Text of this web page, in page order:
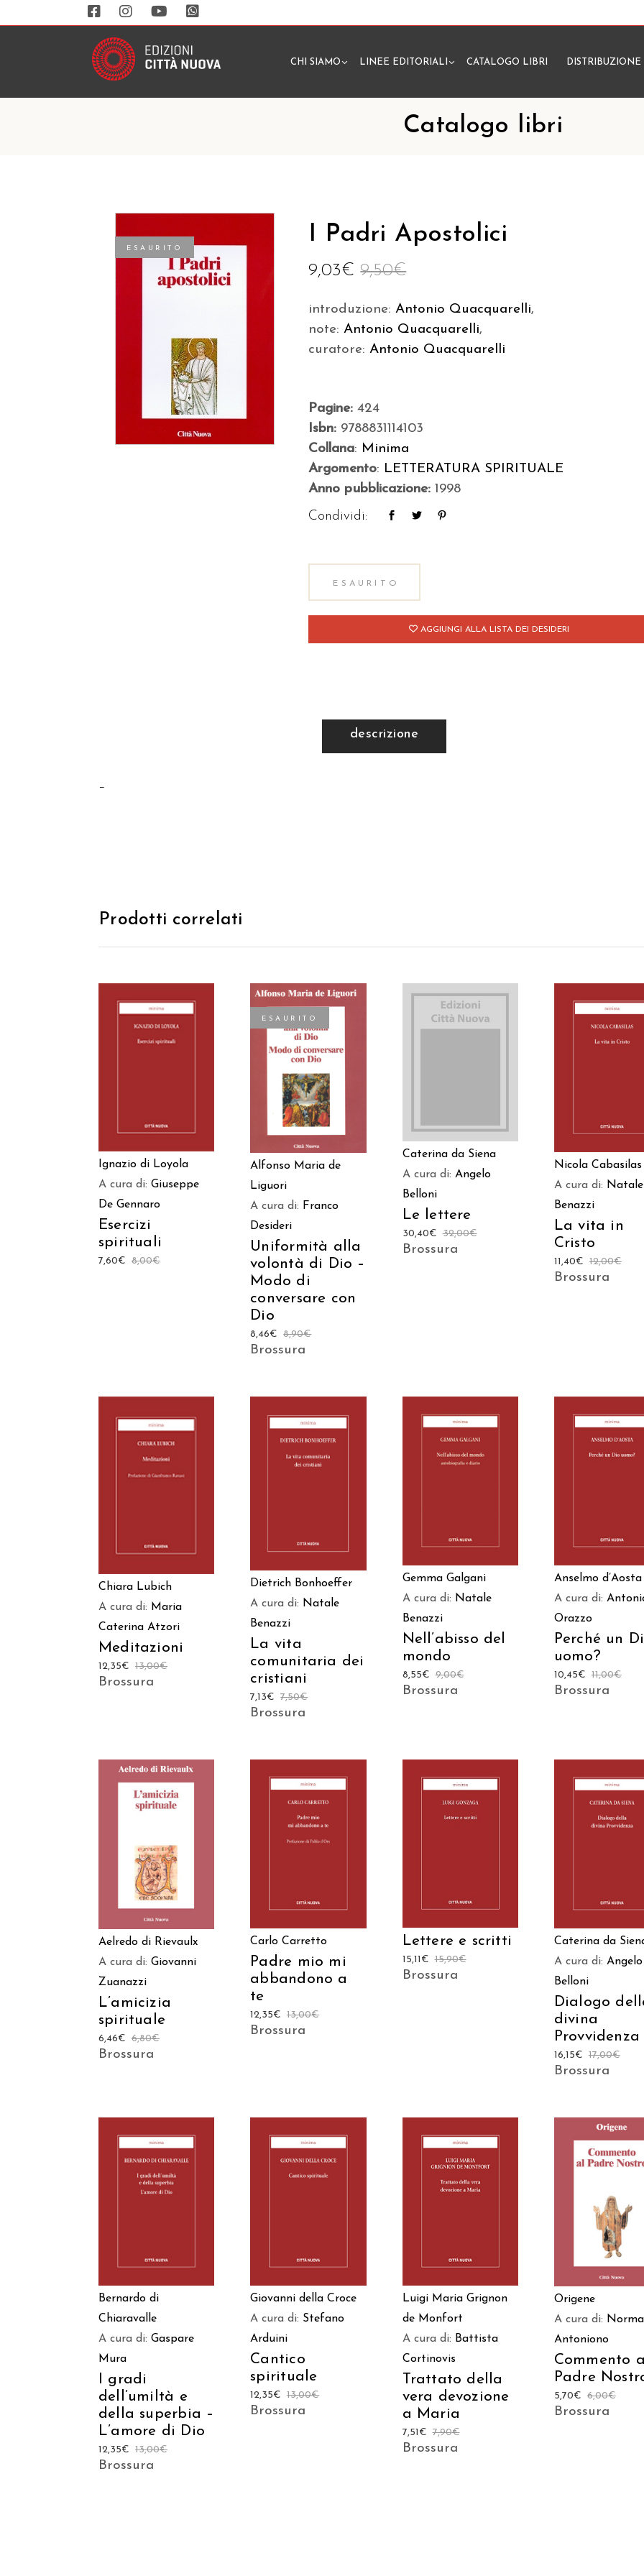
CHI SIAMO LINEE EDITORIALI CATALOGO LIBRI DISTRIBUZIONE
Catalogo libri
ESAURITO
I Padri Apostolici
9,50€
9,03€
introduzione:Antonio Quacquarelli,
note:Antonio Quacquarelli,
curatore:Antonio Quacquarelli
Pagine:424
Isbn: 9788831114103
Collana: Minima
Argomento: LETTERATURA SPIRITUALE
Anno pubblicazione:1998
Condividi:
ESAURITO
AGGIUNGI ALLA LISTA DEI DESIDERI
descrizione
–
Prodotti correlati
Ignazio di Loyola
A cura di: Giuseppe
De Gennaro
Esercizi
spirituali
8,00€
7,60€
ESAURITO
Alfonso Maria de
Liguori
A cura di: Franco
Desideri
Uniformità alla
volontà di Dio –
Modo di
conversare con
Dio
8,90€
8,46€
Brossura
Caterina da Siena
A cura di: Angelo
Belloni
Le lettere
32,00€
30,40€
Brossura
Nicola Cabasilas
A cura di: Natale
Benazzi
La vita in
Cristo
12,00€
11,40€
Brossura
AGGIUNGI AL
Chiara Lubich
A cura di: Maria
Caterina Atzori
Meditazioni
13,00€
12,35€
Brossura
Dietrich Bonhoeffer
A cura di: Natale
Benazzi
La vita
comunitaria dei
cristiani
7,50€
7,13€
Brossura
Gemma Galgani
A cura di: Natale
Benazzi
Nell’abisso del
mondo
9,00€
8,55€
Brossura
Anselmo d’Aosta
A cura di:
Orazzo
Perché un
uomo?
11,00€
10,45€
Brossura
CARRELLO
Aelredo di Rievaulx
A cura di: Giovanni
Zuanazzi
L’amicizia
spirituale
6,80€
6,46€
Brossura
Carlo Carretto
Padre mio mi
abbandono a
te
13,00€
12,35€
Brossura
Lettere e scritti
15,90€
15,11 €
Brossura
Caterina da
A cura di: Angelo
Belloni
Dialogo
divina
Provvidenza
17,00€
16,15€
Brossura
AGGIUNGI AL
Bernardo di
Chiaravalle
A cura di: Gaspare
Mura
I gradi
dell’umiltà e
della superbia –
L’amore di Dio
13,00€
12,35€
Brossura
Giovanni della Croce
A cura di: Stefano
Arduini
Cantico
spirituale
13,00€
12,35€
Brossura
AGGIUNGI AL
Luigi Maria Grignon
de Monfort
A cura di: Battista
Cortinovis
Trattato della
vera devozione
a Maria
7,90€
7,51 €
Brossura
CARRELLO
Origene
A cura di:
Antoniono
Commento
Padre
6,00€
5,70€
Brossura